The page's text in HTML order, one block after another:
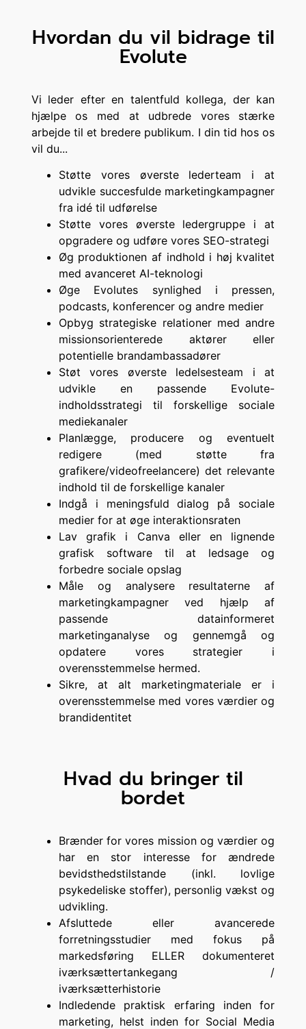
Hvordan du vil bidrage til
Evolute
Vi leder efter en talentfuld kollega, der kan
hjælpe os med at udbrede vores stærke
arbejde til et bredere publikum. I din tid hos os
vil du...
Støtte vores øverste lederteam i at
udvikle succesfulde marketingkampagner
fra idé til udførelse
Støtte vores øverste ledergruppe i at
opgradere og udføre vores SEO-strategi
Øg produktionen af indhold i høj kvalitet
med avanceret AI-teknologi
Øge Evolutes synlighed i pressen,
podcasts, konferencer og andre medier
Opbyg strategiske relationer med andre
missionsorienterede aktører eller
potentielle brandambassadører
Støt vores øverste ledelsesteam i at
udvikle en passende Evolute-
indholdsstrategi til forskellige sociale
mediekanaler
Planlægge, producere og eventuelt
redigere (med støtte fra
grafikere/videofreelancere) det relevante
indhold til de forskellige kanaler
Indgå i meningsfuld dialog på sociale
medier for at øge interaktionsraten
Lav grafik i Canva eller en lignende
grafisk software til at ledsage og
forbedre sociale opslag
Måle og analysere resultaterne af
marketingkampagner ved hjælp af
passende datainformeret
marketinganalyse og gennemgå og
opdatere vores strategier i
overensstemmelse hermed.
Sikre, at alt marketingmateriale er i
overensstemmelse med vores værdier og
brandidentitet
Hvad du bringer til
bordet
Brænder for vores mission og værdier og
har en stor interesse for ændrede
bevidsthedstilstande (inkl. lovlige
psykedeliske stoffer), personlig vækst og
udvikling.
Afsluttede eller avancerede
forretningsstudier med fokus på
markedsføring ELLER dokumenteret
iværksættertankegang /
iværksætterhistorie
Indledende praktisk erfaring inden for
marketing, helst inden for Social Media